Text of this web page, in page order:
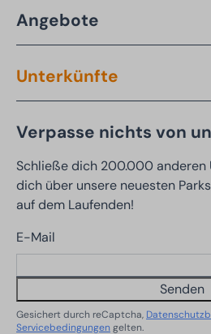
Angebote
Unterkünfte
Verpasse nichts von
Schließe dich 200.000 anderen
dich über unsere neuesten
auf dem Laufenden!
E-Mail
Senden
Gesichert durch reCaptcha,
Servicebedingungen gelten.